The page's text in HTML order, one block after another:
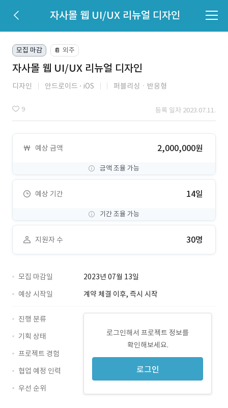
자사몰 웹 UI/UX 리뉴얼 디자인
모집 마감 📔 외주
자사몰 웹 UI/UX 리뉴얼 디자인
디자인 안드로이드 iOS 퍼블리싱ㆍ반응형
9 등록 일자 2023.07.11.
예상 금액 2,000,000원
금액 조율 가능
예상 기간 14일
기간 조율 가능
지원자 수 30명
모집 마감일
2023년 07월 13일
예상 시작일
계약 체결 이후, 즉시 시작
로그인해서 프로젝트 정보를
확인해보세요.
로그인
진행 분류
기획 상태
프로젝트 경험
협업 예정 인력
우선 순위